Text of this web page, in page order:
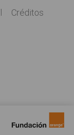
Créditos